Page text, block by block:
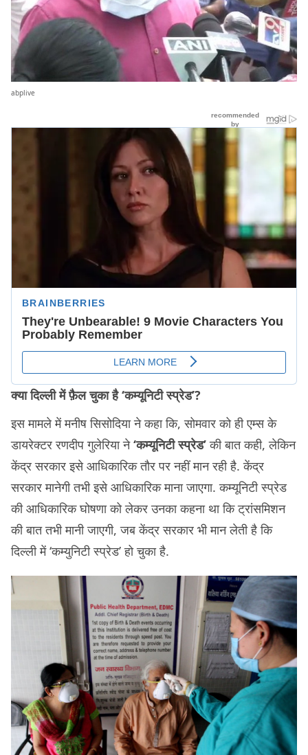
abplive
क्या दिल्ली में फ़ैल चुका है ‘कम्यूनिटी स्प्रेड’?
इस मामले में मनीष सिसोदिया ने कहा कि, सोमवार को ही एम्स के
डायरेक्टर रणदीप गुलेरिया ने‘कम्यूनिटी स्प्रेड’की बात कही, लेकिन
केंद्र सरकार इसे आधिकारिक तौर पर नहीं मान रही है. केंद्र
सरकार मानेगी तभी इसे आधिकारिक माना जाएगा. कम्यूनिटी स्प्रेड
की आधिकारिक घोषणा को लेकर उनका कहना था कि ट्रांसमिशन
की बात तभी मानी जाएगी, जब केंद्र सरकार भी मान लेती है कि
दिल्ली में ‘कम्युनिटी स्प्रेड’ हो चुका है.